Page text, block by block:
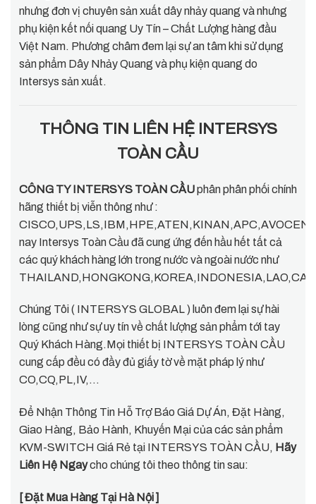
nhưng đơn vị chuyên sản xuất dây nhảy quang và nhưng
phụ kiện kết nối quang Uy Tín – Chất Lượng hàng đầu
Việt Nam. Phương châm đem lại sự an tâm khi sử dụng
sản phẩm Dây Nhảy Quang và phụ kiện quang do
Intersys sản xuất.
THÔNG TIN LIÊN HỆ INTERSYS
TOÀN CẦU
CÔNG TY INTERSYS TOÀN CẦUphân phân phối chính
hãng thiết bị viễn thông như :
nay Intersys Toàn Cầu đã cung ứng đến hầu hết tất cả
các quý khách hàng lớn trong nước và ngoài nước như
Chúng Tôi ( INTERSYS GLOBAL ) luôn đem lại sự hài
lòng cũng như sự uy tín về chất lượng sản phẩm tới tay
Quý Khách Hàng.Mọi thiết bị INTERSYS TOÀN CẦU
cung cấp đều có đầy đủ giấy tờ về mặt pháp lý như
CO,CQ,PL,IV,…
Để Nhận Thông Tin Hỗ Trợ Báo Giá Dự Án, Đặt Hàng,
Giao Hàng, Bảo Hành, Khuyến Mại của các sản phẩm
KVM-SWITCH Giá Rẻ tại INTERSYS TOÀN CẦU, Hãy
Liên Hệ Ngaycho chúng tôi theo thông tin sau:
[ Đặt Mua Hàng Tại Hà Nội ]